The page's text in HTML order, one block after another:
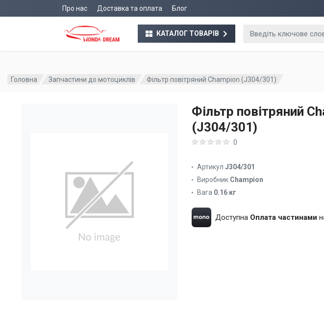
Про нас Доставка та оплата Блог
КАТАЛОГ ТОВАРІВ
Головна Запчастини до мотоциклів Фільтр повітряний Champion (J304/301)
Фільтр повітряний
(J304/301)
0
Артикул J304/301
Виробник Champion
Вага 0.16 кг
Доступна Оплата частинами